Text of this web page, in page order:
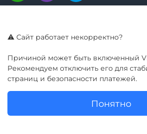
⚠️ Сайт работает некорректно?
Причиной может быть включенный
Рекомендуем отключить его для
страниц и безопасности платежей.
Понятно